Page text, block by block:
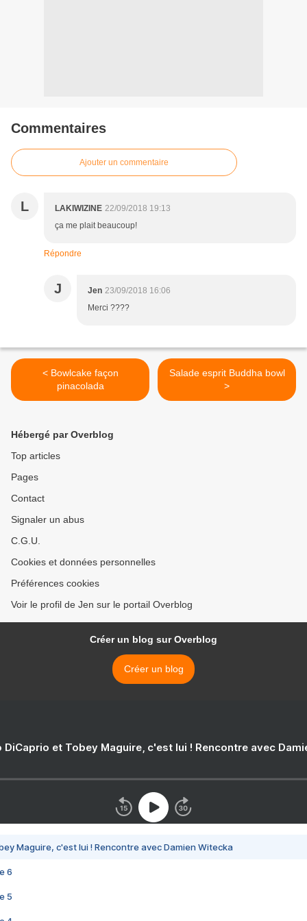
Commentaires
Ajouter un commentaire
L LAKIWIZINE 22/09/2018 19:13
ça me plait beaucoup!
Répondre
J Jen 23/09/2018 16:06
Merci ????
< Bowlcake façon
pinacolada
Salade esprit Buddha bowl
>
Hébergé par Overblog
Top articles
Pages
Contact
Signaler un abus
C.G.U.
Cookies et données personnelles
Préférences cookies
Voir le profil de Jen sur le portail Overblog
Créer un blog sur Overblog
Créer un blog
DiCaprio et Tobey Maguire, c'est lui ! Rencontre avec
Maguire, c'est lui ! Rencontre avec Damien Witecka
6
5